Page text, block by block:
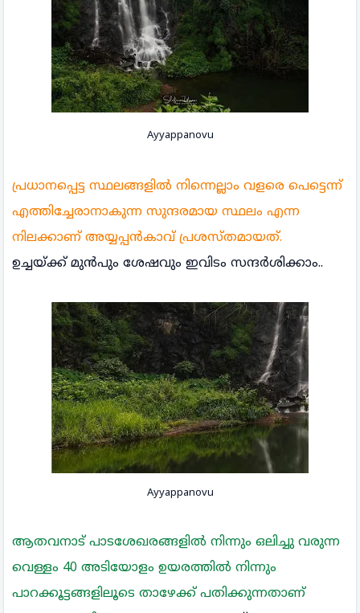
Ayyappanovu
പ്രധാനപ്പെട്ട സ്ഥലങ്ങളിൽ നിന്നെല്ലാം വളരെ പെട്ടെന്ന്
എത്തിച്ചേരാനാകുന്ന സുന്ദരമായ സ്ഥലം എന്ന
നിലക്കാണ് അയ്യപ്പൻകാവ് പ്രശസ്തമായത്.
ഉച്ചയ്ക്ക് മുൻപും ശേഷവും ഇവിടം സന്ദർശിക്കാം..
Ayyappanovu
ആതവനാട് പാടശേഖരങ്ങളിൽ നിന്നും ഒലിച്ചു വരുന്ന
വെള്ളം 40 അടിയോളം ഉയരത്തിൽ നിന്നും
പാറക്കൂട്ടങ്ങളിലൂടെ താഴേക്ക് പതിക്കുന്നതാണ്